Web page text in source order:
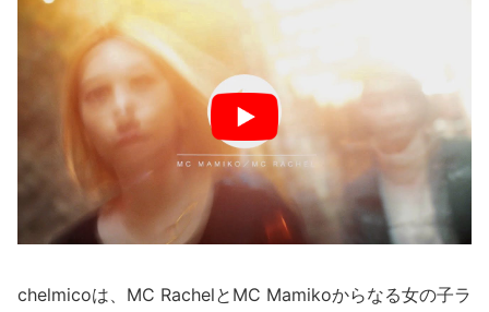
chelmicoは、MC RachelとMC Mamikoからなる女の子ラ